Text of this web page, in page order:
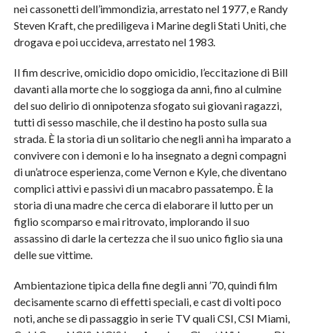
nei cassonetti dell’immondizia, arrestato nel 1977, e Randy
Steven Kraft, che prediligeva i Marine degli Stati Uniti, che
drogava e poi uccideva, arrestato nel 1983.
Il fim descrive, omicidio dopo omicidio, l’eccitazione di Bill
davanti alla morte che lo soggioga da anni, fino al culmine
del suo delirio di onnipotenza sfogato sui giovani ragazzi,
tutti di sesso maschile, che il destino ha posto sulla sua
strada. È la storia di un solitario che negli anni ha imparato a
convivere con i demoni e lo ha insegnato a degni compagni
di un’atroce esperienza, come Vernon e Kyle, che diventano
complici attivi e passivi di un macabro passatempo. È la
storia di una madre che cerca di elaborare il lutto per un
figlio scomparso e mai ritrovato, implorando il suo
assassino di darle la certezza che il suo unico figlio sia una
delle sue vittime.
Ambientazione tipica della fine degli anni ’70, quindi film
decisamente scarno di effetti speciali, e cast di volti poco
noti, anche se di passaggio in serie TV quali CSI, CSI Miami,